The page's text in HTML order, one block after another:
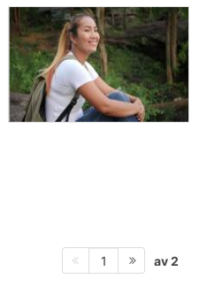
1 av 2